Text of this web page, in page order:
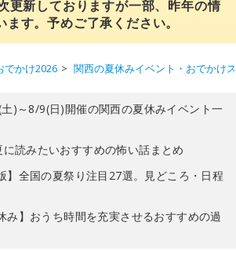
更新しておりますが一部、昨年の情
ます。予めご了承ください。
でかけ2026 関西の夏休みイベント・おでかけ
)～8/9(日)開催の関西の夏休みイベント一
に読みたいおすすめの怖い話まとめ
】全国の夏祭り注目27選。見どころ・日程
み】おうち時間を充実させるおすすめの過